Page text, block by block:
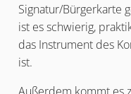
Signatur/Bürgerkarte
ist es schwierig,
das Instrument des
ist.
Außerdem kommt es